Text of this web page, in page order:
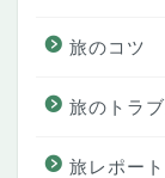
旅のコツ
旅のトラ
旅レポート